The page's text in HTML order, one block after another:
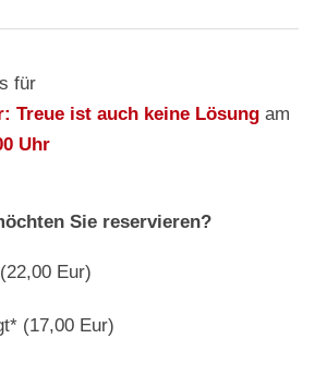
für
Treue ist auch keine Lösung am
Uhr
Sie reservieren?
Eur)
(17,00 Eur)